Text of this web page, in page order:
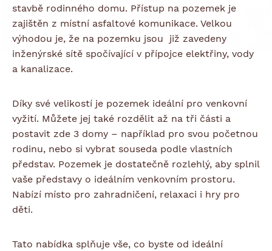
stavbě rodinného domu. Přístup na pozemek je
zajištěn z místní asfaltové komunikace. Velkou
výhodou je, že na pozemku jsou již zavedeny
inženýrské sítě spočívající v přípojce elektřiny, vody
a kanalizace.
Díky své velikostí je pozemek ideální pro venkovní
vyžití. Můžete jej také rozdělit až na tři části a
postavit zde 3 domy – například pro svou početnou
rodinu, nebo si vybrat souseda podle vlastních
představ. Pozemek je dostatečně rozlehlý, aby splnil
vaše představy o ideálním venkovním prostoru.
Nabízí místo pro zahradničení, relaxaci i hry pro
děti.
Tato nabídka splňuje vše, co byste od ideální